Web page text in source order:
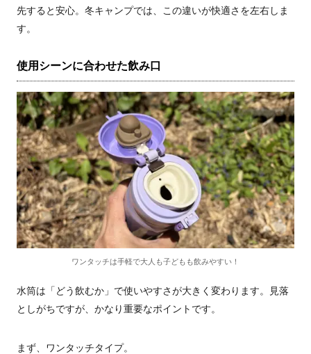
先すると安心。冬キャンプでは、この違いが快適さを左右しま
す。
使用シーンに合わせた飲み口
ワンタッチは手軽で大人も子どもも飲みやすい！
水筒は「どう飲むか」で使いやすさが大きく変わります。見落
としがちですが、かなり重要なポイントです。
まず、ワンタッチタイプ。